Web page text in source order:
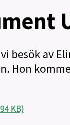
besök av
Hon
KB)